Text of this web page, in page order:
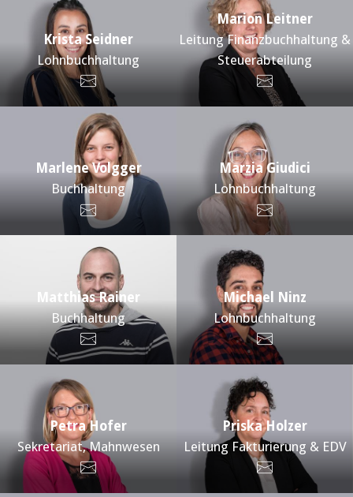
Krista Seidner
Lohnbuchhaltung
Marion Leitner
Leitung Finanzbuchhaltung &
Steuerabteilung
Marlene Volgger
Buchhaltung
Marzia Giudici
Lohnbuchhaltung
Matthias Rainer
Buchhaltung
Michael Ninz
Lohnbuchhaltung
Petra Hofer
Sekretariat, Mahnwesen
Priska Holzer
Leitung Fakturierung & EDV